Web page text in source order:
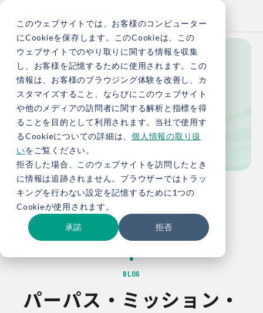
このウェブサイトでは、お客様のコンピューター
にCookieを保存します。このCookieは、この
ウェブサイトでのやり取りに関する情報を収集
し、お客様を記憶するために使用されます。この
情報は、お客様のブラウジング体験を改善し、カ
スタマイズすること、ならびにこのウェブサイト
や他のメディアの訪問者に関する解析と指標を得
ることを目的として利用されます。当社で使用す
るCookieについての詳細は、 個人情報の取り扱
いをご覧ください。
拒否した場合、このウェブサイトを訪問したとき
に情報は追跡されません。ブラウザーではトラッ
キングを行わない設定を記憶するために1つの
Cookieが使用されます。
承諾 拒否
Blog
ブログ
TOP お役立ち情報 ブログ
BLOG
パーパス・ミッション・